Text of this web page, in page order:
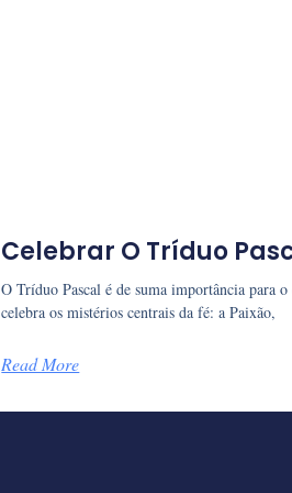
Celebrar O Tríduo
O Tríduo Pascal é de suma importância para
celebra os mistérios centrais da fé: a Paixão,
Read More